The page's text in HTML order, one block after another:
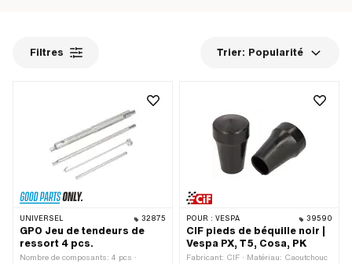
Filtres Trier: Popularité
UNIVERSEL 32875
GPO Jeu de tendeurs de
ressort 4 pcs.
Nombre de composants: 4 pcs ·
POUR : VESPA 39590
CIF pieds de béquille noir |
Vespa PX, T5, Cosa, PK
Fabricant: CIF · Matériau: Caoutchouc